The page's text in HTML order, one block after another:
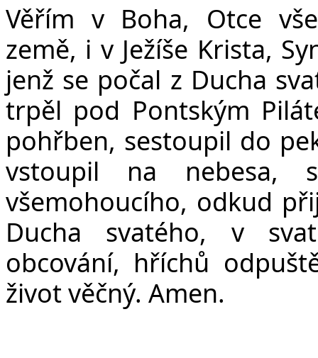
Věřím v Boha, Otce
země, i v Ježíše Krista,
jenž se počal z Ducha
trpěl pod Pontským
pohřben, sestoupil do
vstoupil na nebesa,
všemohoucího, odkud
Ducha svatého, v
obcování, hříchů
život věčný. Amen.